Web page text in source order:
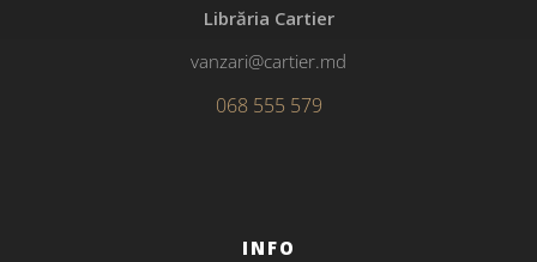
Librăria Cartier
vanzari@cartier.md
068 555 579
INFO